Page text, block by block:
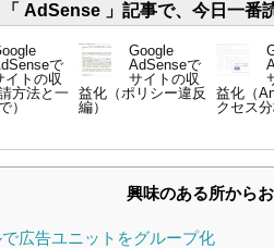
「 AdSense 」記事で、今日一番
で
イトの収
方法と一
）
Google
AdSenseで
サイトの収
益化（ポリシー違反
編）
益化（
クセス分
興味のある所から
広告ユニットをグループ化